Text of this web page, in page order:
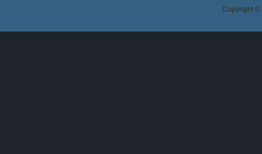
Copyright ©